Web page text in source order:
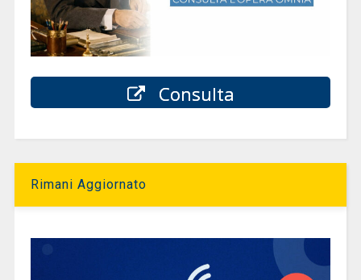
Consulta
Rimani Aggiornato